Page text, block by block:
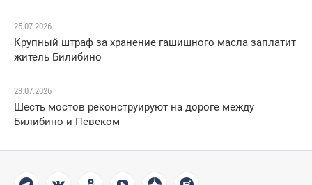
25.07.2026
Крупный штраф за хранение гашишного масла заплатит
житель Билибино
23.07.2026
Шесть мостов реконструируют на дороге между
Билибино и Певеком